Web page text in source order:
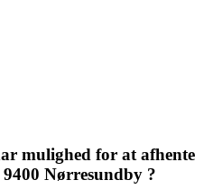
mulighed for at afhente
Nørresundby ?